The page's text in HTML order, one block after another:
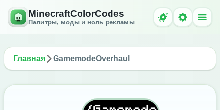
MinecraftColorCodes
Палитры, моды и ноль рекламы
Главная GamemodeOverhaul